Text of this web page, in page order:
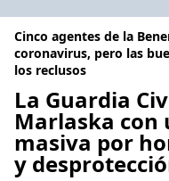
Cinco agentes de la
coronavirus, pero las
los reclusos
La Guardia
Marlaska con
masiva por
y